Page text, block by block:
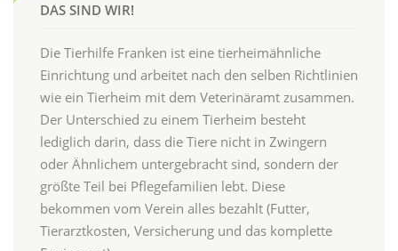
DAS SIND WIR!
Die Tierhilfe Franken ist eine tierheimähnliche
Einrichtung und arbeitet nach den selben Richtlinien
wie ein Tierheim mit dem Veterinäramt zusammen.
Der Unterschied zu einem Tierheim besteht
lediglich darin, dass die Tiere nicht in Zwingern
oder Ähnlichem untergebracht sind, sondern der
größte Teil bei Pflegefamilien lebt. Diese
bekommen vom Verein alles bezahlt (Futter,
Tierarztkosten, Versicherung und das komplette